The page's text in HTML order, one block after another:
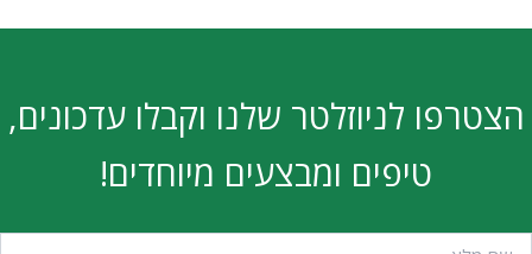
הצטרפו לניוזלטר שלנו וקבלו עדכונים,
טיפים ומבצעים מיוחדים!